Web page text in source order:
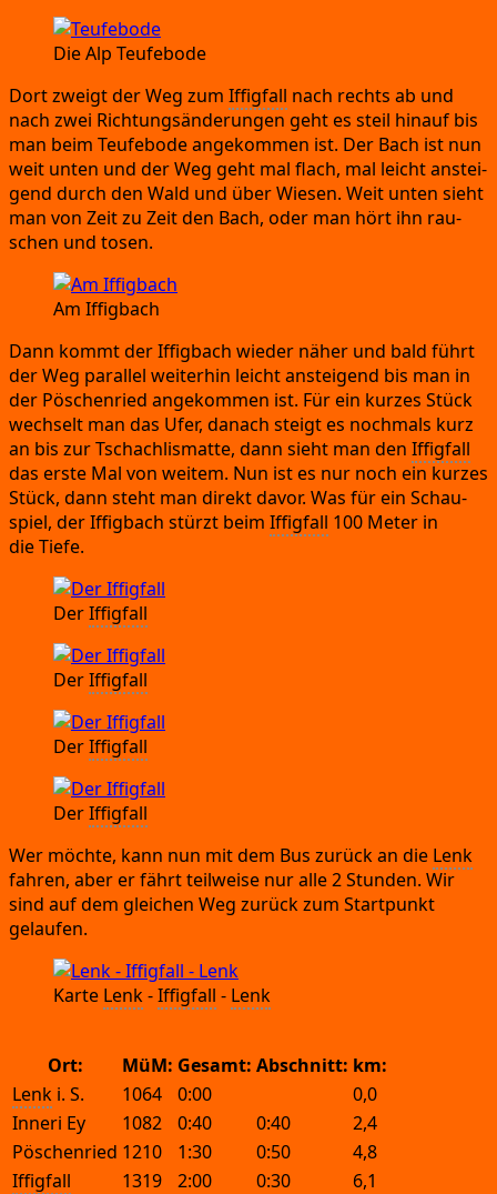
Die Alp Teufebode
Dort zweigt der Weg zum Iffig­fall nach rechts ab und
nach zwei Rich­tungs­än­de­run­gen geht es steil hin­auf bis
man beim Teu­fe­bo­de ange­kom­men ist. Der Bach ist nun
weit unten und der Weg geht mal flach, mal leicht anstei­
gend durch den Wald und über Wie­sen. Weit unten sieht
man von Zeit zu Zeit den Bach, oder man hört ihn rau­
schen und tosen.
Am Iffig­bach
Dann kommt der Iffig­bach wie­der näher und bald führt
der Weg par­al­lel wei­ter­hin leicht anstei­gend bis man in
der Pöschen­ried ange­kom­men ist. Für ein kur­zes Stück
wech­selt man das Ufer, danach steigt es noch­mals kurz
an bis zur Tschach­lis­mat­te, dann sieht man den Iffig­fall
das ers­te Mal von wei­tem. Nun ist es nur noch ein kur­zes
Stück, dann steht man direkt davor. Was für ein Schau­
spiel, der Iffig­bach stürzt beim Iffig­fall 100 Meter in
die Tiefe.
DerIffig­fall
DerIffig­fall
DerIffig­fall
DerIffig­fall
Wer möch­te, kann nun mit dem Bus zurück an die Lenk
fah­ren, aber er fährt teil­wei­se nur alle 2 Stun­den. Wir
sind auf dem glei­chen Weg zurück zum Start­punkt
gelaufen.
Kar­te Lenk-Iffig­fall - Lenk
Ort: MüM: Gesamt: Abschnitt: km:
Lenk i. S. 1064 0:00
0,0
Inneri Ey
1082 0:40 0:40
2,4
Pöschenried 1210 1:30 0:50
4,8
Iffigfall
1319 2:00 0:30
6,1